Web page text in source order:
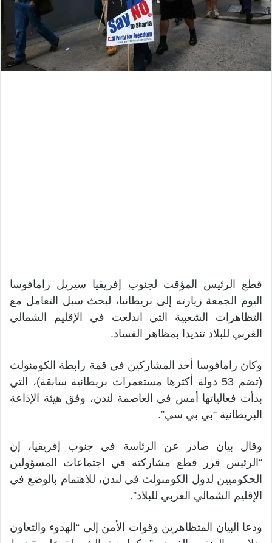
قطع الرئيس المؤقت لجنوب إفريقيا سيريل رامافوسا
اليوم الجمعة زيارته إلى بريطانيا، لبحث سبل التعامل مع
التظاهرات الشعبية التي اندلعت في الإقليم الشمالي
الغربي للبلاد تنديدا بمظاهر الفساد.
وكان رامافوسا أحد المشاركين في قمة رابطة الكومنولث
(تضم 53 دولة أكثرها مستعمرات بريطانية سابقة)، التي
بدأت فعالياتها أمس في العاصمة لندن، وفق هيئة الإذاعة
البريطانية “بي بي سي”.
وقال بيان صادر عن الرئاسة في جنوب إفريقيا، إن
“الرئيس قرر قطع مشاركته في اجتماعات المسؤولين
الحكوميين لدول الكومنولث في لندن، للاهتمام بالوضع في
الإقليم الشمالي الغربي للبلاد”.
ودعا البيان المتظاهرين وقوات الأمن إلى “الهدوء والتعاون